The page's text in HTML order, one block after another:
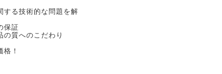
する技術的な問題を解
保証
の質へのこだわり
！